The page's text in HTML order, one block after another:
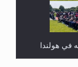
في هولندا